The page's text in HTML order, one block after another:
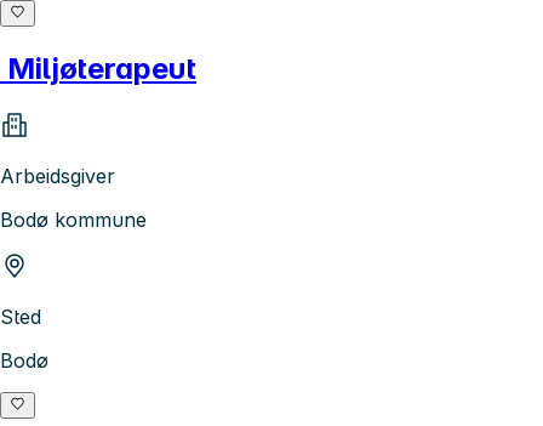
Miljøterapeut
Arbeidsgiver
Bodø kommune
Sted
Bodø